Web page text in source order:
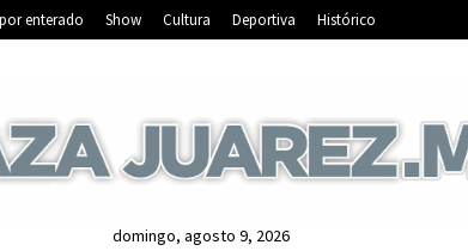
enterado Show Cultura Deportiva Histórico
domingo, agosto 9, 2026